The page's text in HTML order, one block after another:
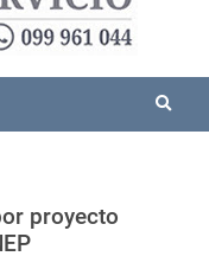
proyecto